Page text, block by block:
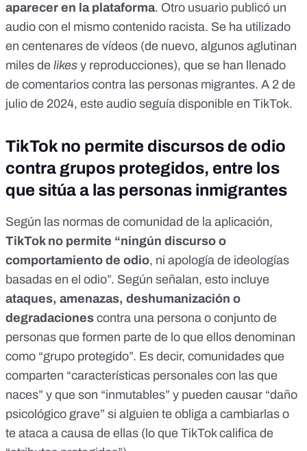
aparecer en la plataforma. Otro usuario publicó un
audio con el mismo contenido racista. Se ha utilizado
en centenares de vídeos (de nuevo, algunos aglutinan
miles de likes y reproducciones), que se han llenado
de comentarios contra las personas migrantes. A 2 de
julio de 2024, este audio seguía disponible en TikTok.
TikTok no permite discursos de odio
contra grupos protegidos, entre los
que sitúa a las personas inmigrantes
Según las normas de comunidad de la aplicación,
TikTok no permite “ningún discurso o
comportamiento de odio, ni apología de ideologías
basadas en el odio”. Según señalan, esto incluye
ataques, amenazas, deshumanización o
degradaciones contra una persona o conjunto de
personas que formen parte de lo que ellos denominan
como “grupo protegido”. Es decir, comunidades que
comparten “características personales con las que
naces” y que son “inmutables” y pueden causar “daño
psicológico grave” si alguien te obliga a cambiarlas o
te ataca a causa de ellas (lo que TikTok califica de